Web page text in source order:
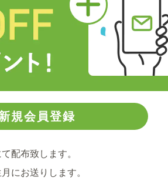
配布致します。
にお送りします。